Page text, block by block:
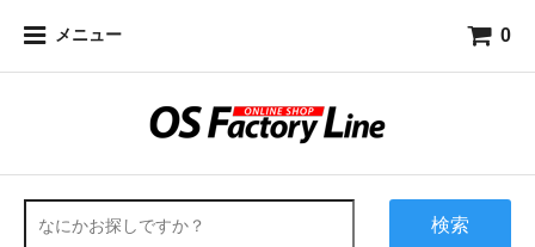
メニュー 0
検索